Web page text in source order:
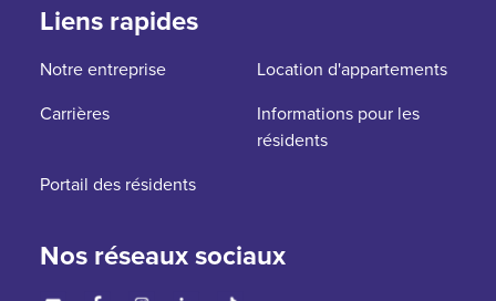
Liens rapides
Notre entreprise
Location d'appartements
Carrières
Informations pour les
résidents
Portail des résidents
Nos réseaux sociaux